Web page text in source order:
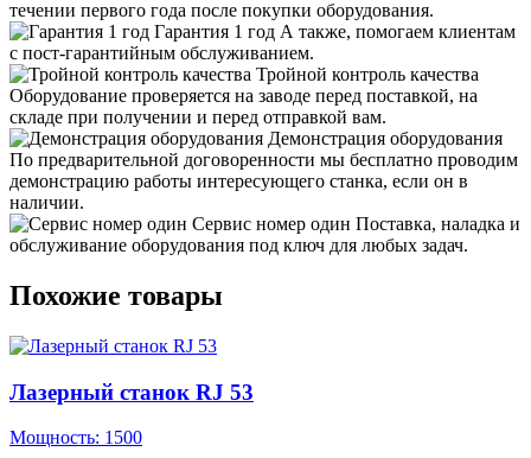
течении первого года после покупки оборудования.
Гарантия 1 год А также, помогаем клиентам
с пост-гарантийным обслуживанием.
Тройной контроль качества
Оборудование проверяется на заводе перед поставкой, на
складе при получении и перед отправкой вам.
Демонстрация оборудования
По предварительной договоренности мы бесплатно проводим
демонстрацию работы интересующего станка, если он в
наличии.
Сервис номер один Поставка, наладка и
обслуживание оборудования под ключ для любых задач.
Похожие товары
Лазерный станок RJ 53
Мощность: 1500